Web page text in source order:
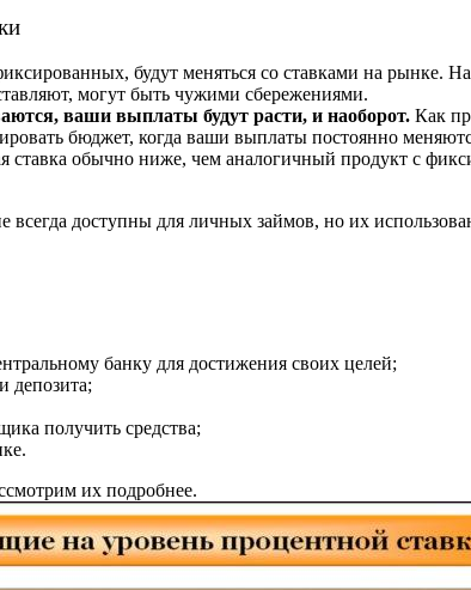
будут меняться со ставками на рынке.
могут быть чужими сбережениями.
ваши выплаты будут расти, и наоборот. Как
бюджет, когда ваши выплаты постоянно
ставка обычно ниже, чем аналогичный продукт с
доступны для личных займов, но их
банку для достижения своих целей;
депозита;
получить средства;
их подробнее.